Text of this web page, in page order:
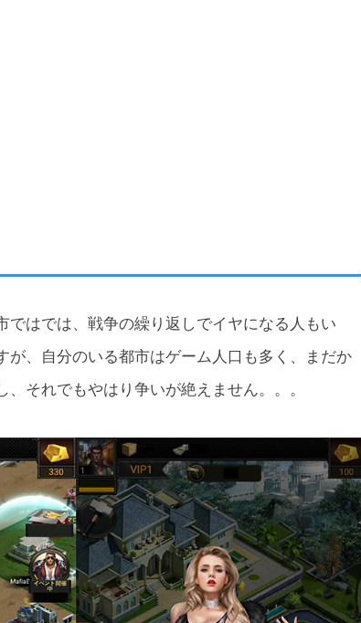
ではでは、戦争の繰り返しでイヤになる人もい
が、自分のいる都市はゲーム人口も多く、まだか
それでもやはり争いが絶えません。。。